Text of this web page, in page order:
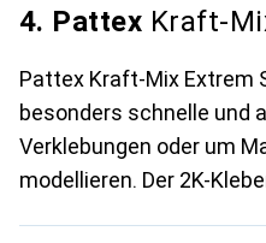
4. Pattex Kraft-
Pattex Kraft-Mix Extrem
besonders schnelle und
Verklebungen oder um
modellieren. Der 2K-